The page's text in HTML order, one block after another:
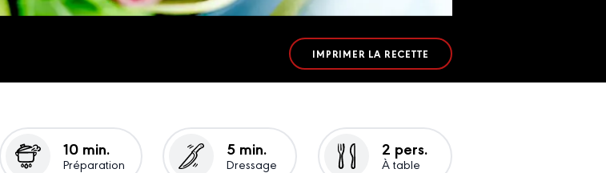
IMPRIMER LA RECETTE
10 min.
Préparation
5 min.
Dressage
2 pers.
À table